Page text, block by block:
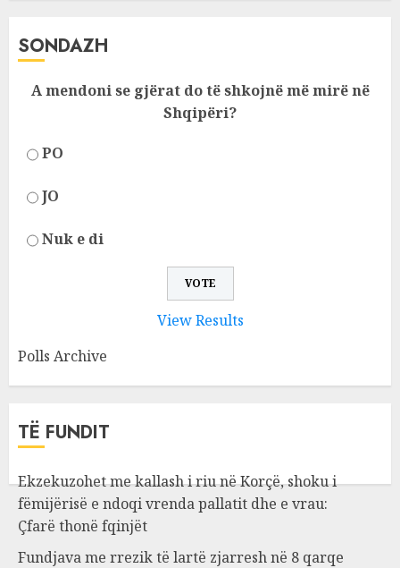
SONDAZH
A mendoni se gjërat do të shkojnë më mirë në
Shqipëri?
PO
JO
Nuk e di
View Results
Polls Archive
TË FUNDIT
Ekzekuzohet me kallash i riu në Korçë, shoku i
fëmijërisë e ndoqi vrenda pallatit dhe e vrau:
Çfarë thonë fqinjët
Fundjava me rrezik të lartë zjarresh në 8 qarqe